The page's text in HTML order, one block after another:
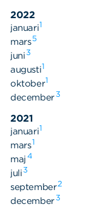
2022
januari1
mars5
juni3
augusti1
oktober1
december3
2021
januari1
mars1
maj 4
juli3
september2
december3